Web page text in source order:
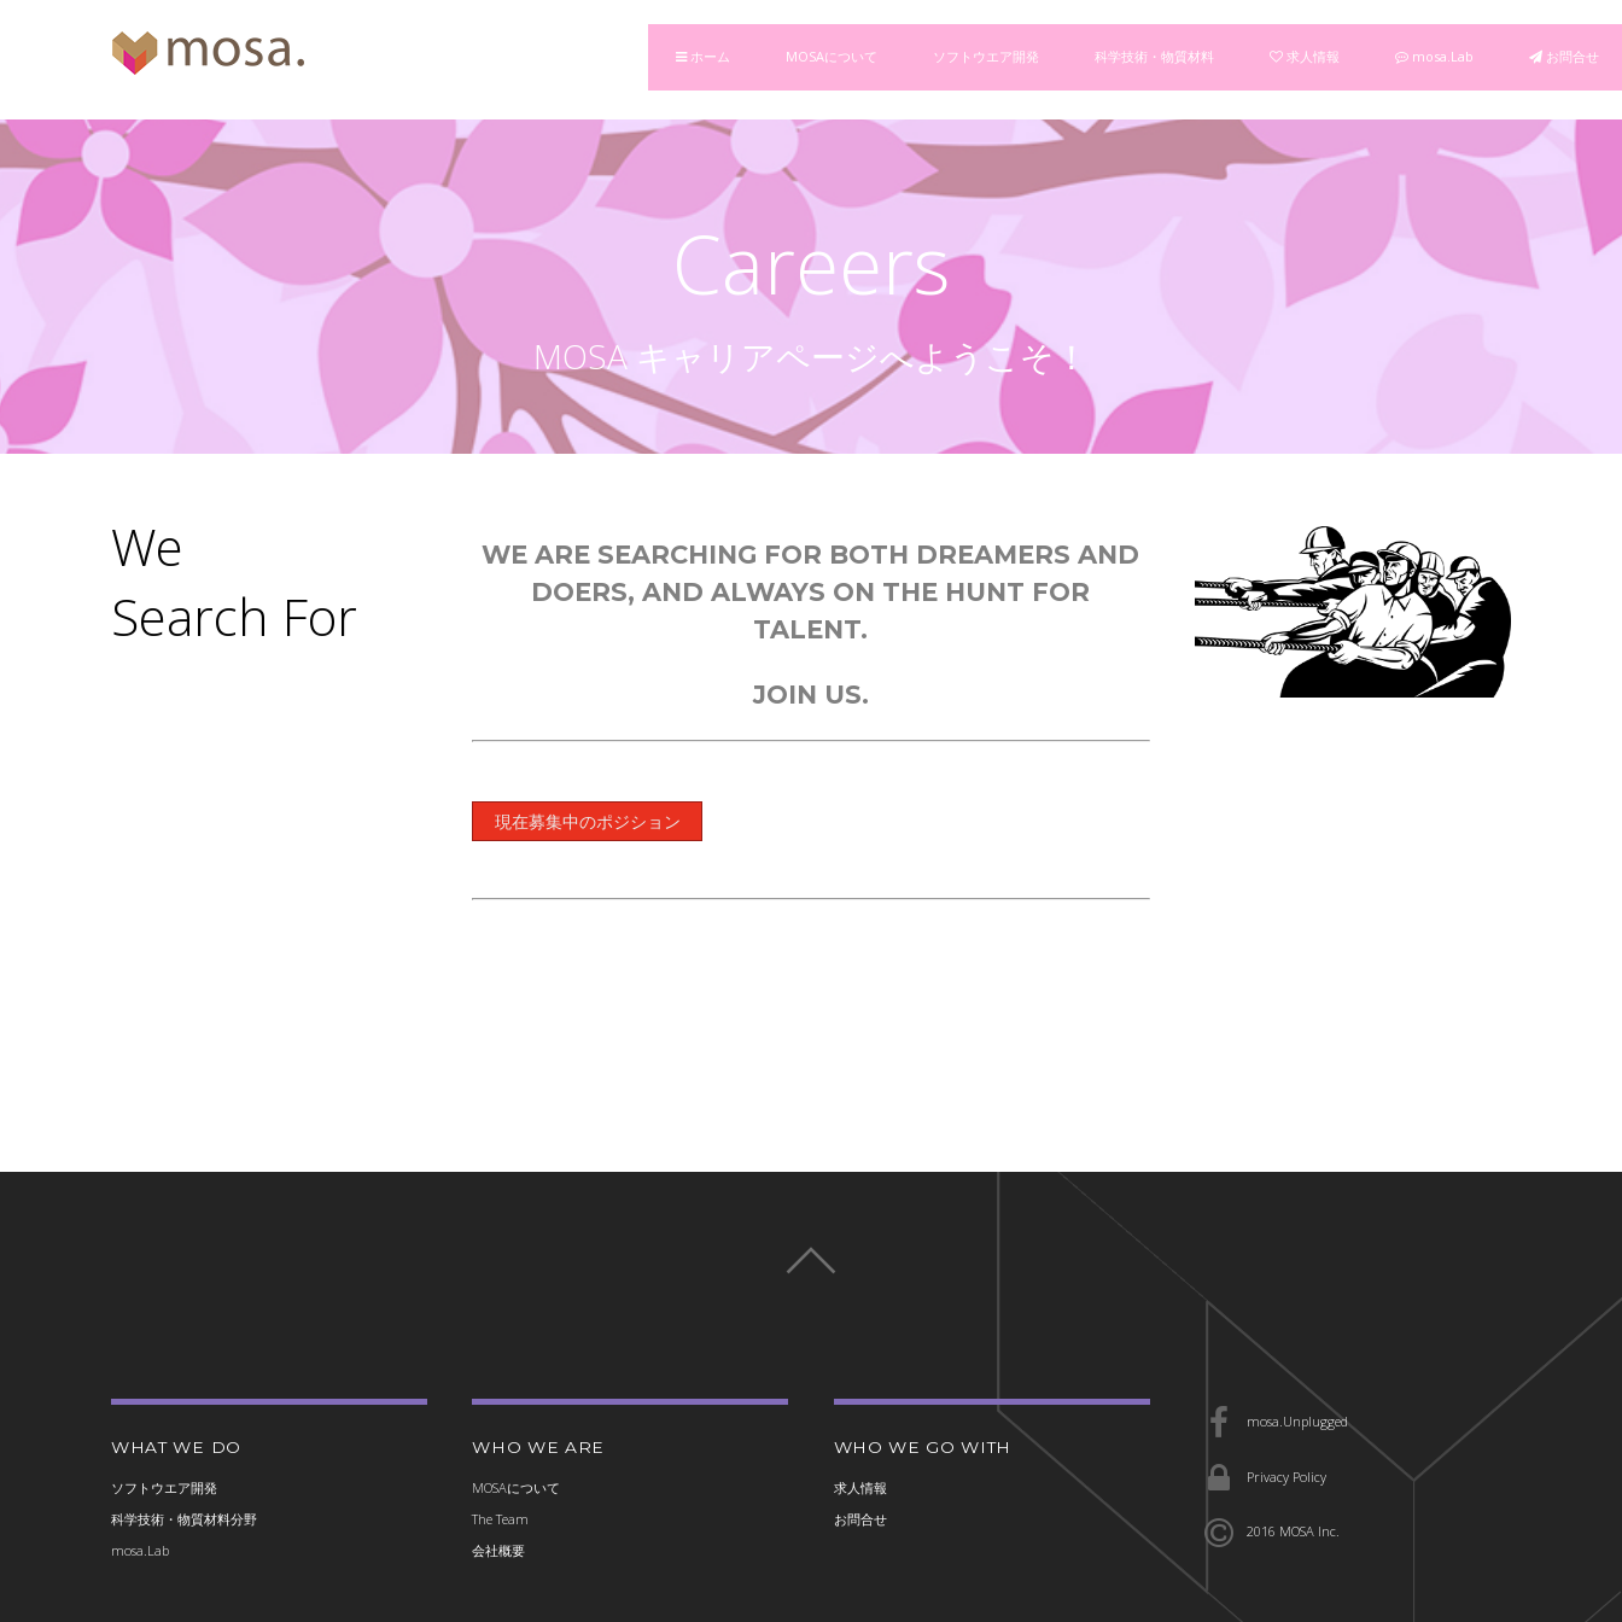
ホーム MOSAについて ソフトウエア開発 科学技術・物質材料 求人情報 mosa.Lab お問合せ
Careers
MOSA キャリアページへようこそ！
We
Search For
WE ARE SEARCHING FOR BOTH DREAMERS AND
DOERS, AND ALWAYS ON THE HUNT FOR
TALENT.
JOIN US.
現在募集中のポジション
WHAT WE DO
ソフトウエア開発
科学技術・物質材料分野
mosa.Lab
WHO WE ARE
MOSAについて
The Team
会社概要
WHO WE GO WITH
求人情報
お問合せ
mosa.Unplugged
Privacy Policy
2016 MOSA Inc.